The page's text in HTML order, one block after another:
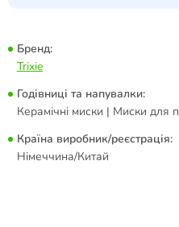
Бренд:
Trixie
Годівниці та напувалки:
Керамічні миски | Миски для
Країна виробник/реєстрація:
Німеччина/Китай